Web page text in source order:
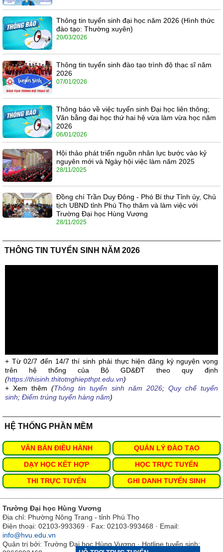
Thông tin tuyển sinh đại học năm 2026 (Hình thức
đào tạo: Thường xuyên)
20/03/2026
Thông tin tuyển sinh đào tạo trình độ thạc sĩ năm
2026
07/01/2026
Thông báo về việc tuyển sinh Đại học liên thông;
Văn bằng đại học thứ hai hệ vừa làm vừa học năm
2026
06/01/2026
Hội thảo phát triển nguồn nhân lực bước vào kỷ
nguyên mới và Ngày hội việc làm năm 2025
28/11/2025
Đồng chí Trần Duy Đông - Phó Bí thư Tỉnh ủy, Chủ
tịch UBND tỉnh Phú Thọ thăm và làm việc với
Trường Đại học Hùng Vương
28/11/2025
THÔNG TIN TUYỂN SINH NĂM 2026
+ Từ 02/7 đến 14/7 thí sinh phải thực hiện đăng ký nguyện vọng
trên hệ thống của Bộ GD&ĐT theo quy định
(https://thisinh.thitotnghiepthpt.edu.vn)
+ Xem thêm(Thông tin tuyển sinh năm 2026; Quy chế tuyển
sinh; Điểm trúng tuyển hàng năm)
HỆ THỐNG PHẦN MỀM
VĂN BẢN ĐIỀU HÀNH QUẢN LÝ ĐÀO TẠO
DẠY HỌC KẾT HỢP HỌC TRỰC TUYẾN
THI TRỰC TUYẾN GHI DANH TUYỂN SINH
Trường Đại học Hùng Vương
Địa chỉ: Phường Nông Trang - tỉnh Phú Thọ
Điện thoại: 02103-993369 · Fax: 02103-993468 · Email:
info@hvu.edu.vn
Quản trị bởi: Trường Đại học Hùng Vương · Hotline tuyển sinh: